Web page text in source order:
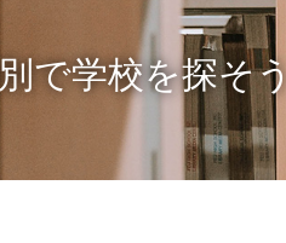
で学校を探そう